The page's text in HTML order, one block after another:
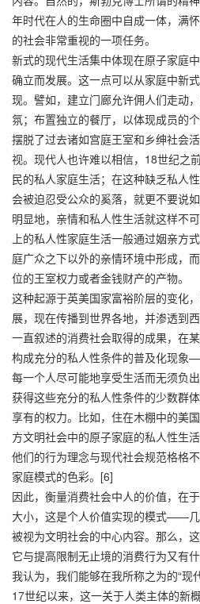
年时代在人的生命圈中自成一体，满
的社会非常重视的一项任务。
新式的现代生活集中体现在原子家庭
确立而发展。这一点可以从家庭中新
现。譬如，建立门廊允许佣人们走动
氛；布置独立的餐厅，以体现成员的
摆脱了过去诸如宫庭王室和乡绅社会
视。现代人也许难以相信，18世纪之
民的私人家庭生活；在这种缺乏私人
会被迫忍受公众的奚落，就更不要说
明显地，亲情和私人性生活就这样不
上的私人性家庭生活一般通过姻亲方
庭广众之下以外的亲情环境中形成，
位的王室权力或者金钱财产的产物。
这种起源于英美国家富裕阶层的变化
展，现在传播到世界各地，并渗透到
一直叙述的消费社会取得的成果，在
构成充分的私人性条件的普及化现象
每一个人尽可能地享受生活而无须负
获得这些充分的私人性条件的少数群
享有的权力。比如，住在木棚中的美
方文明社会中的原子家庭的私人性生
他们的行为理念与现代社会规范格格
家庭模式的色彩。[6]
因此，衡量消费社会中人的价值，在
大小，这是个人价值实现的模式——
被视为文明社会的中心内容。那么，
它与提高限制无止境的消费行为又有什
我认为，我们能够在我所称之为的“现
17世纪以来，这一关于人类主体的新